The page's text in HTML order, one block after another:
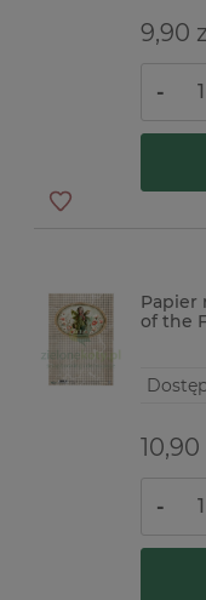
9,90
-
Papier
of the
10,90
-